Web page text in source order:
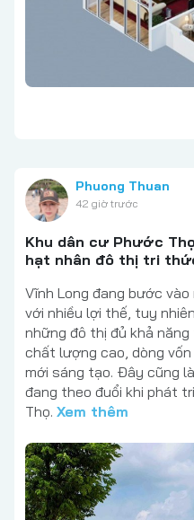
Phuong Thuan
42 giờ trước
Khu dân cư Phước
hạt nhân đô thị tri
Vĩnh Long đang bước
với nhiều lợi thế, tuy
những đô thị đủ khả
chất lượng cao, dòng
mới sáng tạo. Đây cũng
đang theo đuổi khi phát
Thọ. Xem thêm